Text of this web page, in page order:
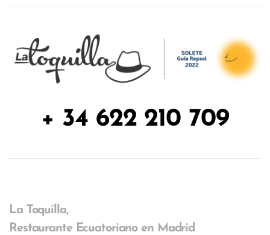
+ 34 622 210 709
La Toquilla,
Restaurante Ecuatoriano en Madrid